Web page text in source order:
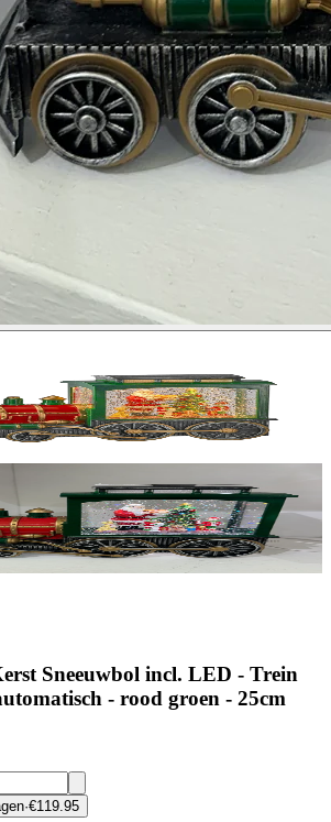
Sneeuwbol incl. LED - Trein
- rood groen - 25cm
·€119.95